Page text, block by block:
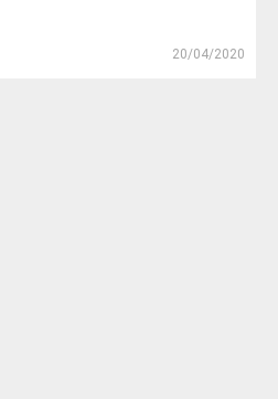
20/04/2020